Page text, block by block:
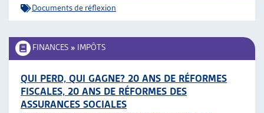
Documents de réflexion
FINANCES » IMPÔTS
QUI PERD, QUI GAGNE? 20 ANS DE RÉFORMES
FISCALES, 20 ANS DE RÉFORMES DES
ASSURANCES SOCIALES